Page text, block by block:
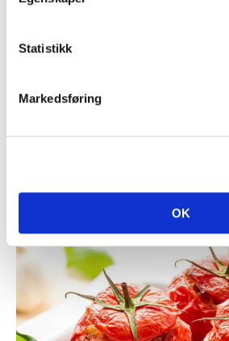
Statistikk
Markedsføring
OK